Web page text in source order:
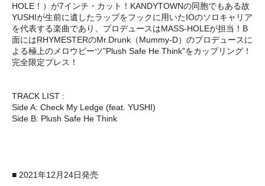
HOLE！）が7インチ・カット！KANDYTOWNの同胞でもある故
YUSHIが生前に遺したラップをフックに用いたIOのソロキャリア
を代表する楽曲であり、プロデュースはMASS-HOLEが担当！B
面にはRHYMESTERのMr.Drunk（Mummy-D）のプロデュースに
よる極上のメロウビーツ"Plush Safe He Think"をカップリング！
完全限定プレス！
TRACK LIST :
Side A: Check My Ledge (feat. YUSHI)
Side B: Plush Safe He Think
■ 2021年12月24日発売